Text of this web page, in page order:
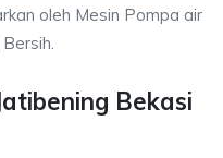
oleh Mesin Pompa air
Bekasi